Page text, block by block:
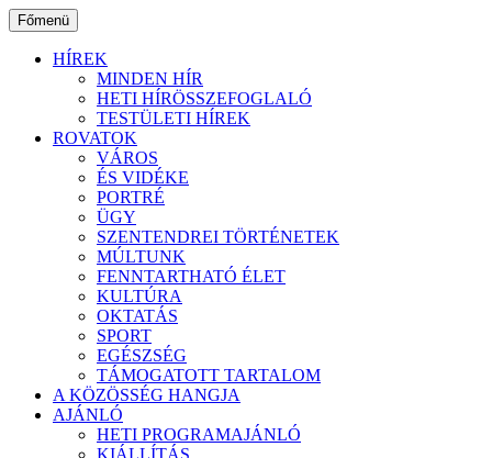
Ugrás
a
tartalomhoz
Főmenü
HÍREK
MINDEN HÍR
HETI HÍRÖSSZEFOGLALÓ
TESTÜLETI HÍREK
ROVATOK
VÁROS
ÉS VIDÉKE
PORTRÉ
ÜGY
SZENTENDREI TÖRTÉNETEK
MÚLTUNK
FENNTARTHATÓ ÉLET
KULTÚRA
OKTATÁS
SPORT
EGÉSZSÉG
TÁMOGATOTT TARTALOM
A KÖZÖSSÉG HANGJA
AJÁNLÓ
HETI PROGRAMAJÁNLÓ
KIÁLLÍTÁS